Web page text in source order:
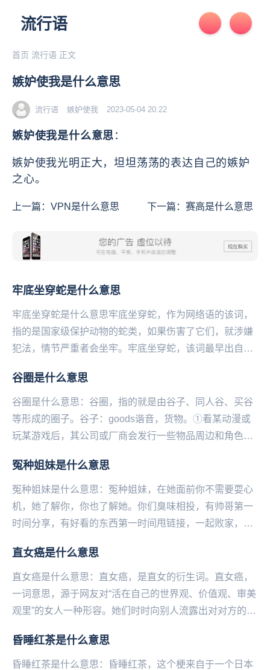
流行语
首页 流行语 正文
嫉妒使我是什么意思
流行语 嫉妒使我 2023-05-04 20:22
嫉妒使我是什么意思 ：
嫉妒使我光明正大，坦坦荡荡的表达自己的嫉妒
之心。
上一篇： VPN是什么意思 下一篇：赛高是什么意思
牢底坐穿蛇是什么意思
牢底坐穿蛇是什么意思牢底坐穿蛇，作为网络语的该词，
指的是国家级保护动物的蛇类，如果伤害了它们，就涉嫌
犯法，情节严重者会坐牢。牢底坐穿蛇，该词最早出自于
比...
谷圈是什么意思
谷圈是什么意思：谷圈，指的就是由谷子、同人谷、买谷
等形成的圈子。谷‌‌‌‌‌‌‌‌‌子：goods谐音，货物。①看某动漫或
玩某游戏后，其公司或厂商会发行一些物品周边和角色周
冤种姐妹是什么意思
冤种姐妹是什么意思：冤种姐妹，在她面前你不需要耍心
机，她了解你，你也了解她。你们臭味相投，有帅哥第一
时间分享，有好看的东西第一时间甩链接，一起败家，有
直女癌是什么意思
直女癌是什么意思：直女癌，是直女的衍生词。直女癌，
一词意思，源于网友对“活在自己的世界观、价值观、审美
观里”的女人一种形容。她们时时向别人流露出对对方的不
昏睡红茶是什么意思
昏睡红茶是什么意思：昏睡红茶，这个梗来自于一个日本